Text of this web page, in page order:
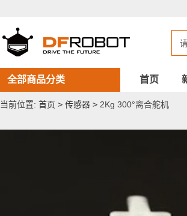
合
舵
机
全部商品分类 首页
当前位置: 首页 > 传感器 > 2Kg 300°离合舵机